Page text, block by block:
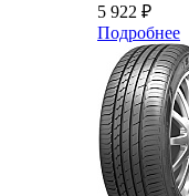
5 922 ₽
Подробнее